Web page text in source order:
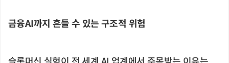
금융AI까지 흔들 수 있는 구조적 위험
슬롯머신 실험이 전 세계 AI 업계에서 주목받는 이유는